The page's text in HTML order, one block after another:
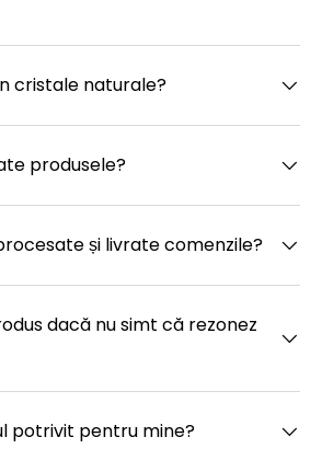
cristale naturale?
produsele?
și livrate comenzile?
dacă nu simt că rezonez
potrivit pentru mine?